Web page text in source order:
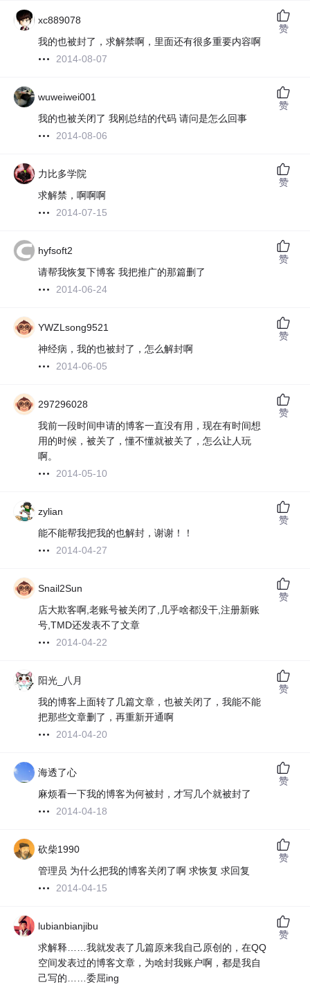
xc889078
我的也被封了，求解禁啊，里面还有很多重要内容啊
2014-08-07
赞
wuweiwei001
我的也被关闭了 我刚总结的代码 请问是怎么回事
2014-08-06
赞
力比多学院
求解禁，啊啊啊
2014-07-15
赞
hyfsoft2
请帮我恢复下博客 我把推广的那篇删了
2014-06-24
赞
YWZLsong9521
神经病，我的也被封了，怎么解封啊
2014-06-05
赞
297296028
我前一段时间申请的博客一直没有用，现在有时间想
用的时候，被关了，懂不懂就被关了，怎么让人玩
啊。
2014-05-10
赞
zylian
能不能帮我把我的也解封，谢谢！！
2014-04-27
赞
Snail2Sun
店大欺客啊,老账号被关闭了,几乎啥都没干,注册新账
号,TMD还发表不了文章
2014-04-22
赞
阳光_八月
我的博客上面转了几篇文章，也被关闭了，我能不能
把那些文章删了，再重新开通啊
2014-04-20
赞
海透了心
麻烦看一下我的博客为何被封，才写几个就被封了
2014-04-18
赞
砍柴1990
管理员 为什么把我的博客关闭了啊 求恢复 求回复
2014-04-15
赞
lubianbianjibu
求解释……我就发表了几篇原来我自己原创的，在QQ
空间发表过的博客文章，为啥封我账户啊，都是我自
己写的……委屈ing
赞